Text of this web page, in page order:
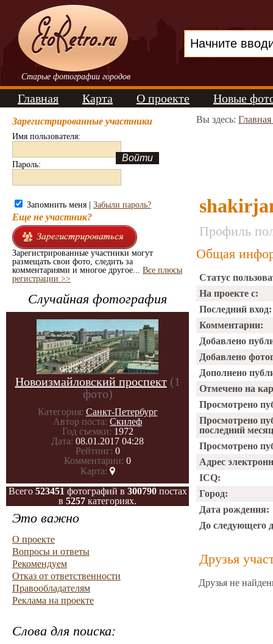
Старые фотографии городов
Главная Карта О проекте Новые
Зарегистрированные участники
Имя пользователя:
Пароль:
Запомнить меня | Забыли пароль?
Еще не участник?
Зарегистрированные участники могут
размещать свои фото, следить за
комментариями и многое другое... Все плюсы
регистрации >>
Случайная фотография
Новоизмайловский проспект (1
фото)
Категория: Санкт-Петербург
Автор поста: Скилеф
Год съемки: 1972
Дата: 08.01.2017 04:28
Рейтинг: 0
Комментарии: 0
Карта:
Всего 523451 фотографий в 300790постах
в 5257 категориях.
Это важно
О проекте
Вопросы и ответы
Рекомендуем
Отказ от ответственности
Правообладателям
Реклама на проекте
Слова для поиска:
Вы здесь:
Профиль
Общая
Статус
На проекте с:
Последний вход:
Комментарии:
Добавлено
Добавлено
Дополнено
Отмечено на
Просмотрено
Просмотрено
последний
Просмотрено
Адрес
ICQ:
Город:
Дата рождения:
До следующего
Друзья
Друзья не